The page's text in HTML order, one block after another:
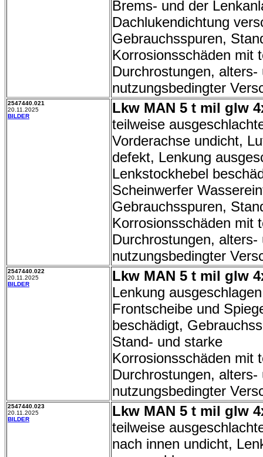
Brems- und der
Dachlukendichtung
Gebrauchsspuren,
Korrosionsschäden mit
Durchrostungen, alters-
nutzungsbedingter
2547440.021
20.11.2025
BILDER
Lkw MAN 5 t mil glw
teilweise
Vorderachse undicht,
defekt, Lenkung
Lenkstockhebel
Scheinwerfer
Gebrauchsspuren,
Korrosionsschäden mit
Durchrostungen, alters-
nutzungsbedingter
2547440.022
20.11.2025
BILDER
Lkw MAN 5 t mil glw
Lenkung
Frontscheibe und
beschädigt,
Stand- und starke
Korrosionsschäden mit
Durchrostungen, alters-
nutzungsbedingter
2547440.023
20.11.2025
BILDER
Lkw MAN 5 t mil glw
teilweise
nach innen undicht,